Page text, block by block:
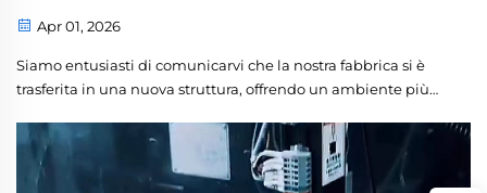
Apr 01, 2026
Siamo entusiasti di comunicarvi che la nostra fabbrica si è
trasferita in una nuova struttura, offrendo un ambiente più
ci offre la perfetta opportunità di mostrare il cuore delle
nostre operazioni: il nostro impegno verso la qualità,...